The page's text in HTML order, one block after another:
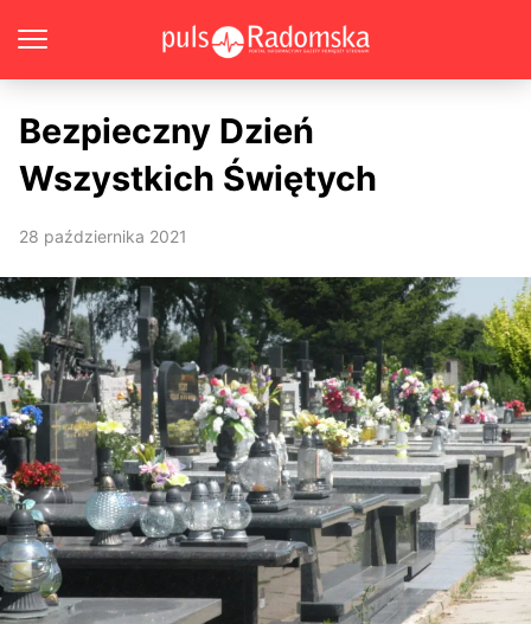
Bezpieczny Dzień
Wszystkich Świętych
28 października 2021